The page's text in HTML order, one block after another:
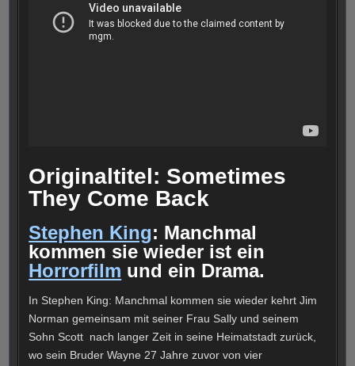
Originaltitel: Sometimes
They Come Back
Stephen King: Manchmal
kommen sie wieder ist ein
Horrorfilm und ein Drama.
In Stephen King: Manchmal kommen sie wieder kehrt Jim
Norman gemeinsam mit seiner Frau Sally und seinem
Sohn Scott nach langer Zeit in seine Heimatstadt zurück,
wo sein Bruder Wayne 27 Jahre zuvor von vier